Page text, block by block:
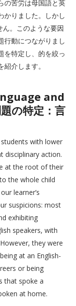
の苦労は母国語と英
かりました。しかし
。このような要因
行動につながりまし
を特定し、的を絞っ
介します。
and
の特定：言
with lower
disciplinary action.
at the root of their
the whole child
learner’s
suspicions: most
exhibiting
speakers, with
they were
at an English-
or being
that spoke a
at home.